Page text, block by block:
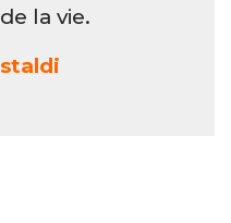
la vie.